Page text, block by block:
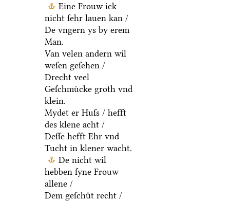
Eine Frouw ick
nicht ſehr lauen kan /
De vngern ys by erem
Man.
Van velen andern wil
weſen geſehen /
Drecht veel
Geſchmuͤcke groth vnd
klein.
Mydet er Huſs / hefft
des klene acht /
Deſſe hefft Ehr vnd
Tucht in klener wacht.
De nicht wil
hebben ſyne Frouw
allene /
Dem geſchuͤt recht /